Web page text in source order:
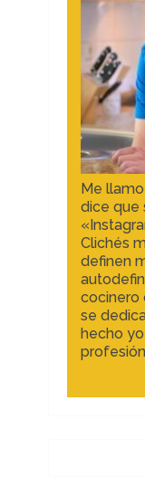
Me
dice que
Clichés
definen
cocinero
se
hecho